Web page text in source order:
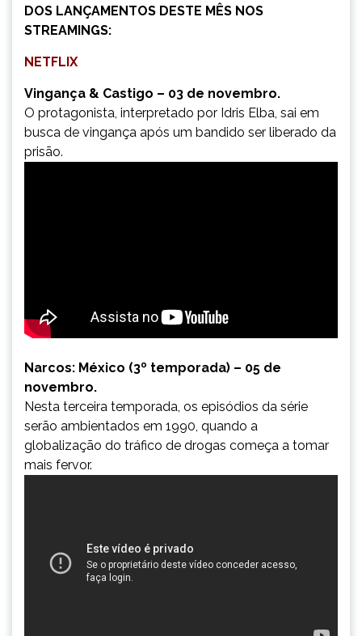
DOS LANÇAMENTOS DESTE MÊS NOS
STREAMINGS:
NETFLIX
Vingança & Castigo – 03 de novembro.
O protagonista, interpretado por Idris Elba, sai em
busca de vingança após um bandido ser liberado da
prisão.
Narcos: México (3º temporada) – 05 de
novembro.
Nesta terceira temporada, os episódios da série
serão ambientados em 1990, quando a
globalização do tráfico de drogas começa a tomar
mais fervor.